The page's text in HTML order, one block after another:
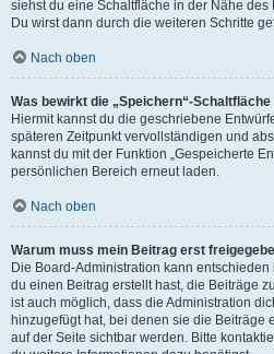
siehst du eine Schaltfläche in der Nähe
Du wirst dann durch die weiteren Schritte
Nach oben
Was bewirkt die „Speichern“-
Hiermit kannst du die geschriebene
späteren Zeitpunkt vervollständigen und
kannst du mit der Funktion „Gespeicherte
persönlichen Bereich erneut laden.
Nach oben
Warum muss mein Beitrag erst
Die Board-Administration kann
du einen Beitrag erstellt hast, die Beiträge
ist auch möglich, dass die Administration
hinzugefügt hat, bei denen sie die Beiträge
auf der Seite sichtbar werden. Bitte